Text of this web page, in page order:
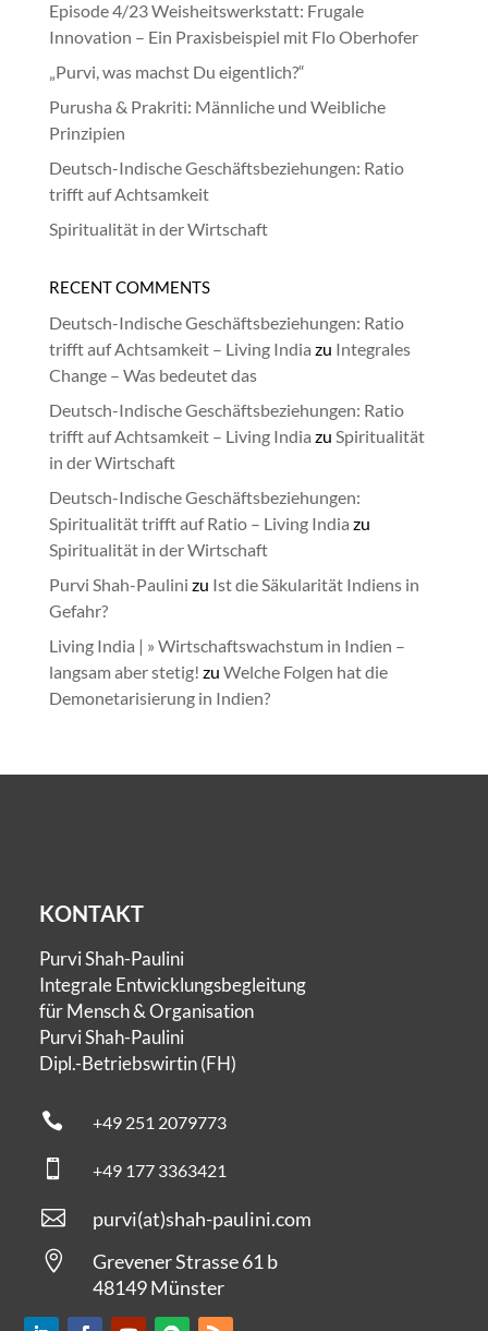
Episode 4/23 Weisheitswerkstatt: Frugale
Innovation – Ein Praxisbeispiel mit Flo Oberhofer
„Purvi, was machst Du eigentlich?“
Purusha & Prakriti: Männliche und Weibliche
Prinzipien
Deutsch-Indische Geschäftsbeziehungen: Ratio
trifft auf Achtsamkeit
Spiritualität in der Wirtschaft
RECENT COMMENTS
Deutsch-Indische Geschäftsbeziehungen: Ratio
trifft auf Achtsamkeit – Living India zu Integrales
Change – Was bedeutet das
Deutsch-Indische Geschäftsbeziehungen: Ratio
trifft auf Achtsamkeit – Living India zu Spiritualität
in der Wirtschaft
Deutsch-Indische Geschäftsbeziehungen:
Spiritualität trifft auf Ratio – Living India zu
Spiritualität in der Wirtschaft
Purvi Shah-Paulini zu Ist die Säkularität Indiens in
Gefahr?
Living India | » Wirtschaftswachstum in Indien –
langsam aber stetig! zu Welche Folgen hat die
Demonetarisierung in Indien?
KONTAKT
Purvi Shah-Paulini
Integrale Entwicklungsbegleitung
für Mensch & Organisation
Purvi Shah-Paulini
Dipl.-Betriebswirtin (FH)
 +49 251 2079773
 +49 177 3363421
 purvi(at)shah-paulini.com

Grevener Strasse 61 b
48149 Münster